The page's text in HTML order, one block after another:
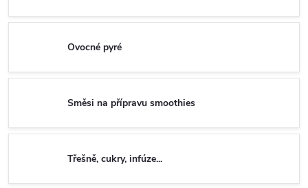
Ovocné pyré
Směsi na přípravu smoothies
Třešně, cukry, infúze...